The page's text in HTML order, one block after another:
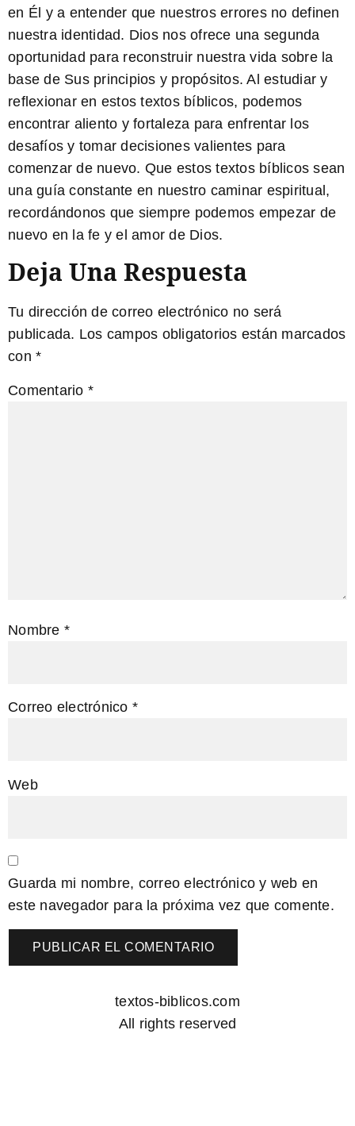
en Él y a entender que nuestros errores no definen
nuestra identidad. Dios nos ofrece una segunda
oportunidad para reconstruir nuestra vida sobre la
base de Sus principios y propósitos. Al estudiar y
reflexionar en estos textos bíblicos, podemos
encontrar aliento y fortaleza para enfrentar los
desafíos y tomar decisiones valientes para
comenzar de nuevo. Que estos textos bíblicos sean
una guía constante en nuestro caminar espiritual,
recordándonos que siempre podemos empezar de
nuevo en la fe y el amor de Dios.
Deja Una Respuesta
Tu dirección de correo electrónico no será
publicada. Los campos obligatorios están marcados
con *
Comentario *
Nombre *
Correo electrónico *
Web
Guarda mi nombre, correo electrónico y web en
este navegador para la próxima vez que comente.
textos-biblicos.com
All rights reserved